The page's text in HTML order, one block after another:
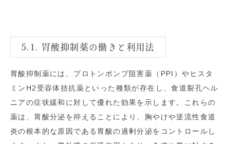
5.1. 胃酸抑制薬の働きと利用法
胃酸抑制薬には、プロトンポンプ阻害薬（PPI）やヒスタ
ミンH2受容体拮抗薬といった種類が存在し、食道裂孔ヘル
ニアの症状緩和に対して優れた効果を示します。これらの
薬は、胃酸分泌を抑えることにより、胸やけや逆流性食道
炎の根本的な原因である胃酸の過剰分泌をコントロールし